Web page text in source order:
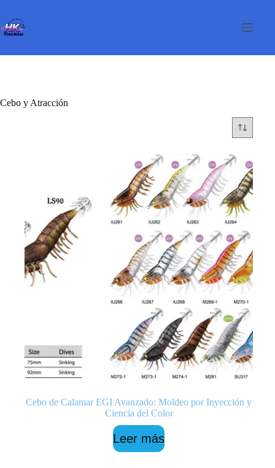
contenido
Cebo y Atracción
Cebo de Calamar EGI Avanzado: Moldeo por Inyección y
Ciencia del Color
Leer más